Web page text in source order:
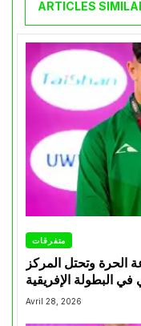
ARTICLES
متفرقات
الحرة وتحتل المركز
Avril 28, 2026